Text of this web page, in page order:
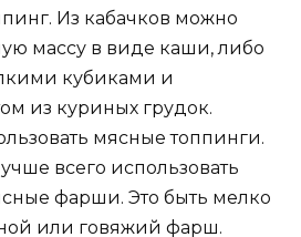
Из кабачков можно
массу в виде каши, либо
кубиками и
из куриных грудок.
мясные топпинги.
всего использовать
фарши. Это быть мелко
или говяжий фарш.